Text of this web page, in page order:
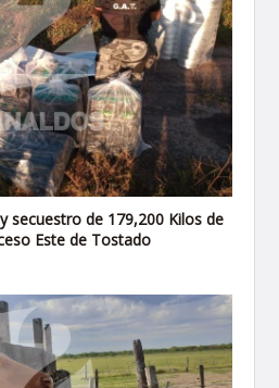
secuestro de 179,200 Kilos de
Este de Tostado